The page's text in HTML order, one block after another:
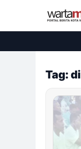
content
Tag: